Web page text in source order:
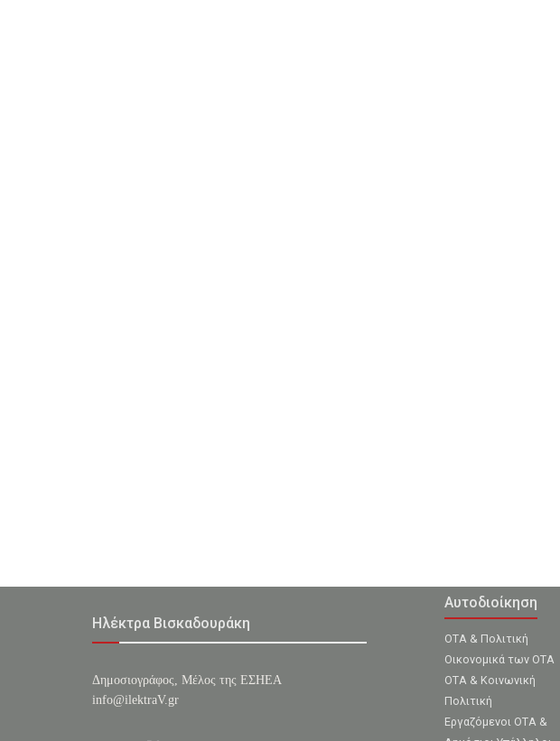
Ηλέκτρα Βισκαδουράκη
Δημοσιογράφος, Μέλος της ΕΣHΕΑ
info@ilektraV.gr
Αυτοδιοίκηση
ΟΤΑ & Πολιτική
Οικονομικά των ΟΤΑ
ΟΤΑ & Κοινωνική
Πολιτική
Εργαζόμενοι ΟΤΑ &